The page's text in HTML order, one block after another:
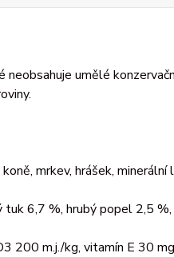
umělé
mrkev, hrášek,
tuk 6,7 %, hrubý popel 2,5
200 m.j./kg, vitamín E 30